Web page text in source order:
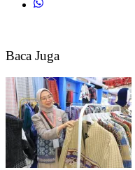
Baca Juga